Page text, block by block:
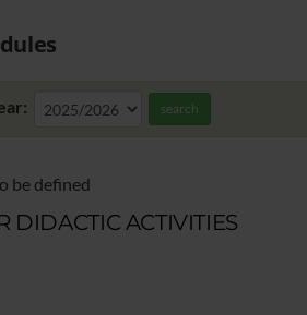
search
be defined
DIDACTIC ACTIVITIES